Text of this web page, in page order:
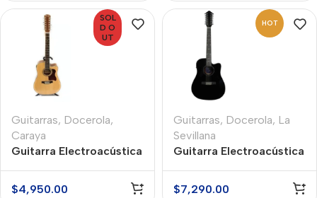
SOL
D O
UT
Guitarras, Docerola,
Caraya
Guitarra Electroacústica
66012EQCN
$4,950.00
HOT
Guitarras, Docerola, La
Sevillana
Guitarra Electroacústica
TX-1200CEQBK
$7,290.00